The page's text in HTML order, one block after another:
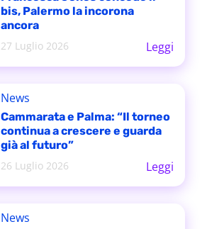
bis, Palermo la incorona
ancora
27 Luglio 2026
Leggi
News
Cammarata e Palma: “Il torneo
continua a crescere e guarda
già al futuro”
26 Luglio 2026
Leggi
News